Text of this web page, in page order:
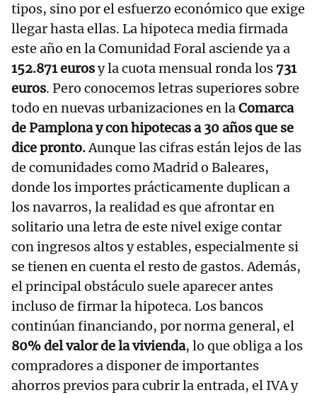
tipos, sino por el esfuerzo económico que exige
llegar hasta ellas. La hipoteca media firmada
este año en la Comunidad Foral asciende ya a
152.871 eurosy la cuota mensual ronda los 731
euros. Pero conocemos letras superiores sobre
todo en nuevas urbanizaciones en laComarca
de Pamplona y con hipotecas a 30 años que se
dice pronto.Aunque las cifras están lejos de las
de comunidades como Madrid o Baleares,
donde los importes prácticamente duplican a
los navarros, la realidad es que afrontar en
solitario una letra de este nivel exige contar
con ingresos altos y estables, especialmente si
se tienen en cuenta el resto de gastos. Además,
el principal obstáculo suele aparecer antes
incluso de firmar la hipoteca. Los bancos
continúan financiando, por norma general, el
80% del valor de la vivienda, lo que obliga a los
compradores a disponer de importantes
ahorros previos para cubrir la entrada, el IVA y